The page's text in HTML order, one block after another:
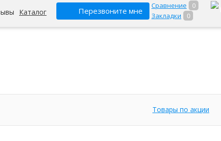
Каталог Перезвоните мне
Сравнение
0
Закладки
0
Товары по акции